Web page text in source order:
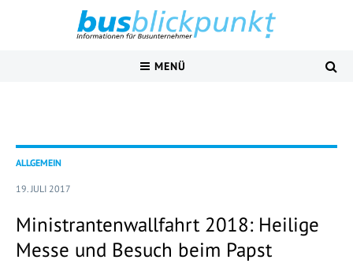
MENÜ
ALLGEMEIN
19. JULI 2017
Ministrantenwallfahrt 2018: Heilige
Messe und Besuch beim Papst